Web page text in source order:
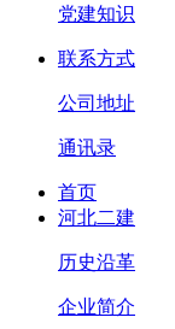
党建知识
联系方式
公司地址
通讯录
首页
河北二建
历史沿革
企业简介